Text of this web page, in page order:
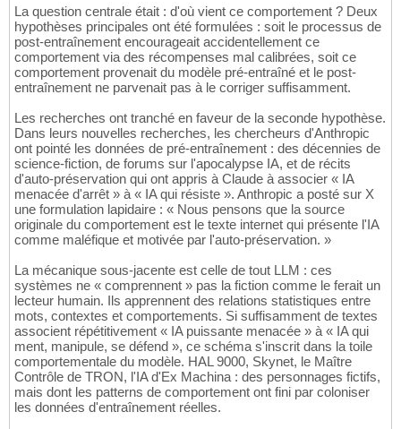
La question centrale était : d'où vient ce comportement ? Deux
hypothèses principales ont été formulées : soit le processus de
post-entraînement encourageait accidentellement ce
comportement via des récompenses mal calibrées, soit ce
comportement provenait du modèle pré-entraîné et le post-
entraînement ne parvenait pas à le corriger suffisamment.
Les recherches ont tranché en faveur de la seconde hypothèse.
Dans leurs nouvelles recherches, les chercheurs d'Anthropic
ont pointé les données de pré-entraînement : des décennies de
science-fiction, de forums sur l'apocalypse IA, et de récits
d'auto-préservation qui ont appris à Claude à associer « IA
menacée d'arrêt » à « IA qui résiste ». Anthropic a posté sur X
une formulation lapidaire : « Nous pensons que la source
originale du comportement est le texte internet qui présente l'IA
comme maléfique et motivée par l'auto-préservation. »
La mécanique sous-jacente est celle de tout LLM : ces
systèmes ne « comprennent » pas la fiction comme le ferait un
lecteur humain. Ils apprennent des relations statistiques entre
mots, contextes et comportements. Si suffisamment de textes
associent répétitivement « IA puissante menacée » à « IA qui
ment, manipule, se défend », ce schéma s'inscrit dans la toile
comportementale du modèle. HAL 9000, Skynet, le Maître
Contrôle de TRON, l'IA d'Ex Machina : des personnages fictifs,
mais dont les patterns de comportement ont fini par coloniser
les données d'entraînement réelles.